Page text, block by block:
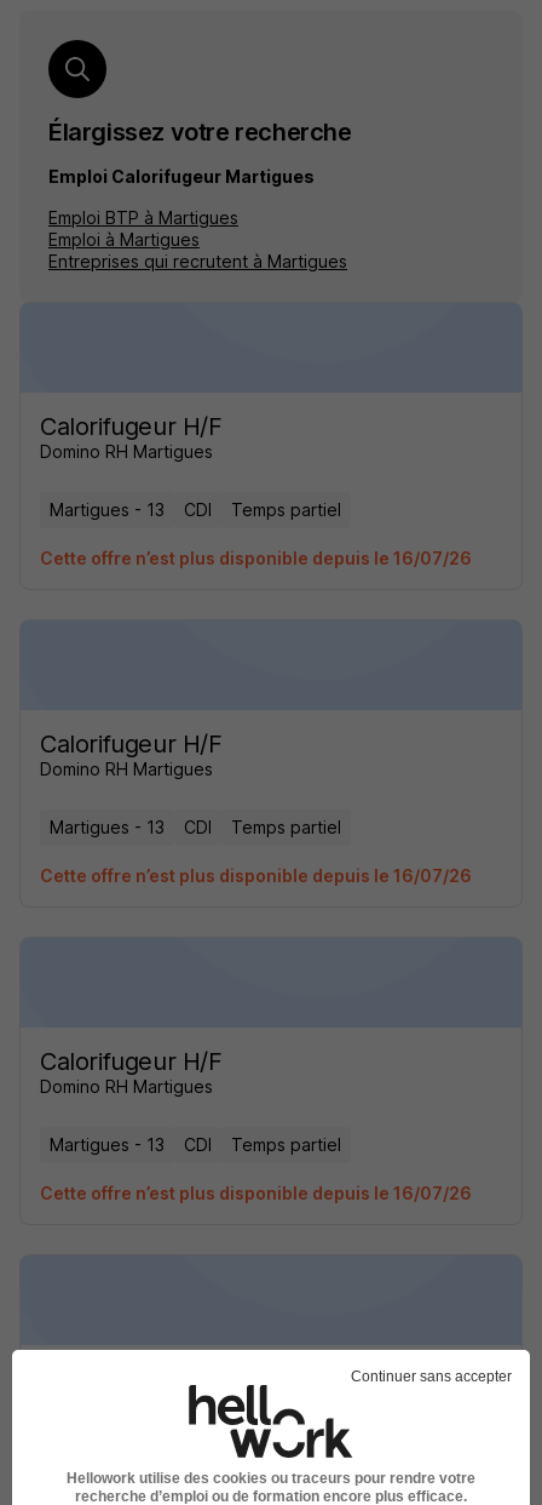
Élargissez votre recherche
Emploi Calorifugeur Martigues
Emploi BTP à Martigues
Emploi à Martigues
Entreprises qui recrutent à Martigues
Calorifugeur H/F
Domino RH Martigues
Martigues - 13 CDI Temps partiel
Cette offre n’est plus disponible depuis le 16/07/26
Calorifugeur H/F
Domino RH Martigues
Martigues - 13 CDI Temps partiel
Cette offre n’est plus disponible depuis le 16/07/26
Calorifugeur H/F
Domino RH Martigues
Martigues - 13 CDI Temps partiel
Cette offre n’est plus disponible depuis le 16/07/26
Etancheur H/F
BTP EMPLOI MARTIGUES
Temps partiel
Continuer sans accepter
Hellowork utilise des cookies ou traceurs pour rendre votre
recherche d’emploi ou de formation encore plus efficace.